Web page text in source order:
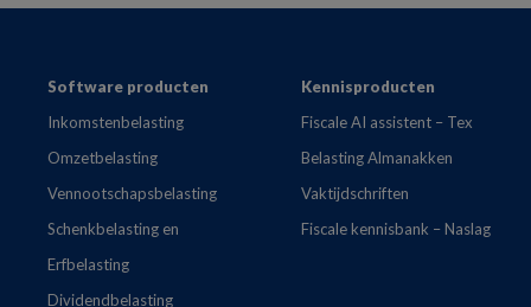
FooterSoftware producten
Inkomstenbelasting
Omzetbelasting
Vennootschapsbelasting
Schenkbelasting en
Erfbelasting
Dividendbelasting
Kennisproducten
Fiscale AI assistent – Tex
Belasting Almanakken
Vaktijdschriften
Fiscale kennisbank – Naslag